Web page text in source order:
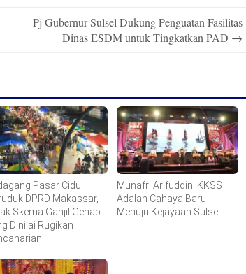
Pj Gubernur Sulsel Dukung Penguatan Fasilitas
Dinas ESDM untuk Tingkatkan PAD →
Pasar Cidu
DPRD Makassar,
Skema Ganjil Genap
Dinilai Rugikan
Munafri Arifuddin: KKSS
Adalah Cahaya Baru
Menuju Kejayaan Sulsel